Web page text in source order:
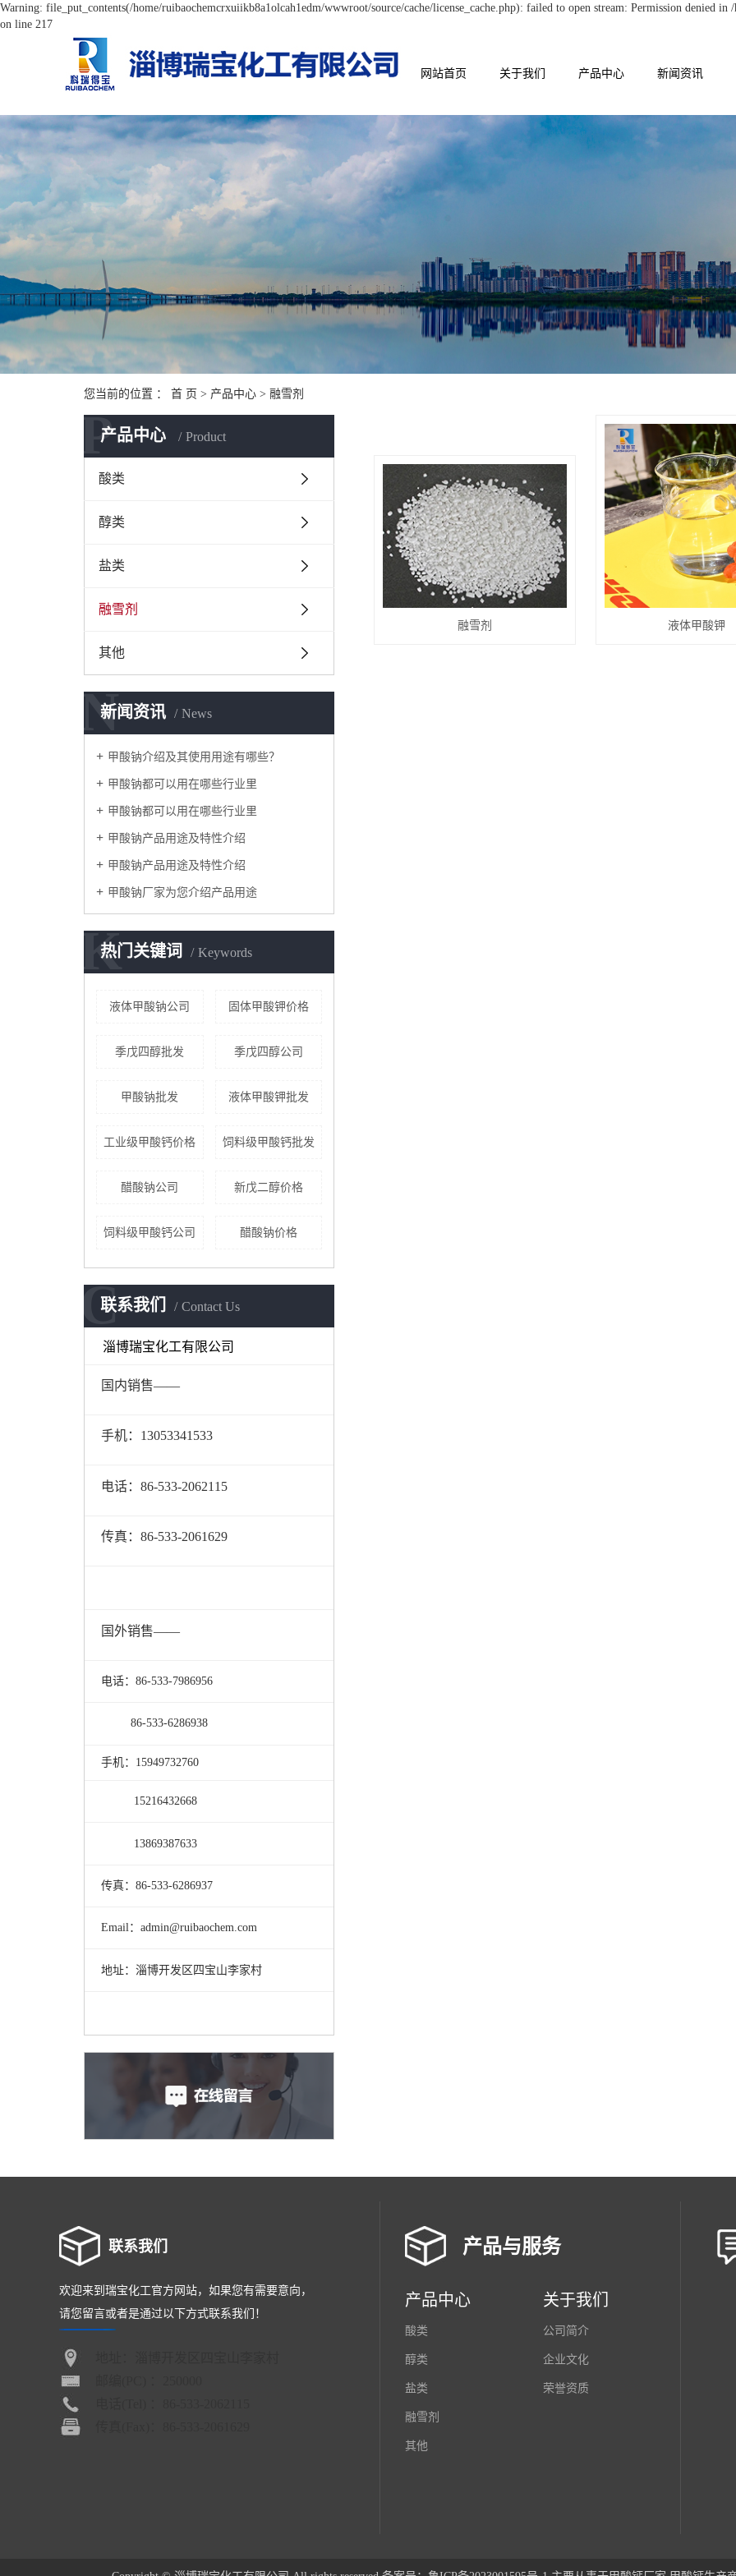
Warning: file_put_contents(/home/ruibaochemcrxuiikb8a1olcah1edm/wwwroot/source/cache/license_cache.php): failed to open stream: Permission denied
on line 217
网站首页 关于我们 产品中心 新闻资讯
您当前的位置 ： 首 页 > 产品中心 > 融雪剂
产品中心 Product
P
酸类
醇类
盐类
融雪剂
其他
新闻资讯 News
N
甲酸钠介绍及其使用用途有哪些？
甲酸钠都可以用在哪些行业里
甲酸钠都可以用在哪些行业里
甲酸钠产品用途及特性介绍
甲酸钠产品用途及特性介绍
甲酸钠厂家为您介绍产品用途
热门关键词 Keywords
K
液体甲酸钠公司 固体甲酸钾价格
季戊四醇批发 季戊四醇公司
甲酸钠批发 液体甲酸钾批发
工业级甲酸钙价格 饲料级甲酸钙批发
醋酸钠公司 新戊二醇价格
饲料级甲酸钙公司 醋酸钠价格
联系我们 Contact Us
C
淄博瑞宝化工有限公司
国内销售——
手机：13053341533
电话：86-533-2062115
传真：86-533-2061629
国外销售——
电话：86-533-7986956
86-533-6286938
手机：15949732760
15216432668
13869387633
传真：86-533-6286937
Email：admin@ruibaochem.com
地址：淄博开发区四宝山李家村
融雪剂 液体甲酸钾
联系我们
欢迎来到瑞宝化工官方网站，如果您有需要意向，
请您留言或者是通过以下方式联系我们！
产品与服务
产品中心
酸类
醇类
盐类
融雪剂
其他
关于我们
公司简介
企业文化
荣誉资质